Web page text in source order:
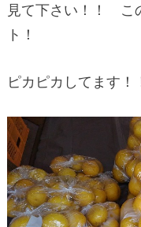
見て下さい！！ こ
ト！
ピカピカしてます！